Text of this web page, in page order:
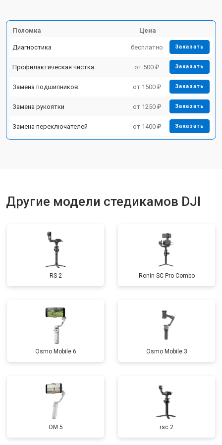
Поломка Цена
Диагностика бесплатно Заказать
Профилактическая чистка от 500 ₽ Заказать
Замена подшипников от 1500 ₽ Заказать
Замена рукоятки от 1250 ₽ Заказать
Замена переключателей от 1400 ₽ Заказать
Другие модели стедикамов DJI
RS 2 Ronin-SC Pro Combo
Osmo Mobile 6 Osmo Mobile 3
OM 5 rsc 2